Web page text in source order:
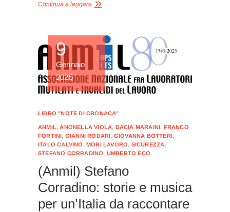
Continua a leggere
9
Gennaio
2025
LIBRO "NOTE DI CRONACA"
ANMIL,ANONELLA VIOLA, DACIA MARAINI, FRANCO
FORTINI, GIANNI RODARI, GIOVANNA BOTTERI,
ITALO CALVINO ,MORI LAVORO, SICUREZZA,
STEFANO CORRADINO, UMBERTO ECO
(Anmil) Stefano
Corradino: storie e musica
per un’Italia da raccontare